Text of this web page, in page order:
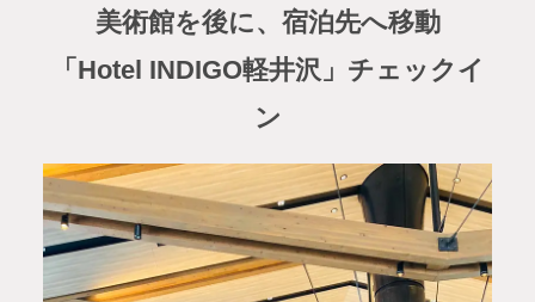
美術館を後に、宿泊先へ移動
「Hotel INDIGO軽井沢」チェックイ
ン